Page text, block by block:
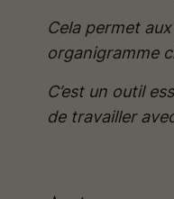
Cela permet
organigramme
C’est un outil
de travailler